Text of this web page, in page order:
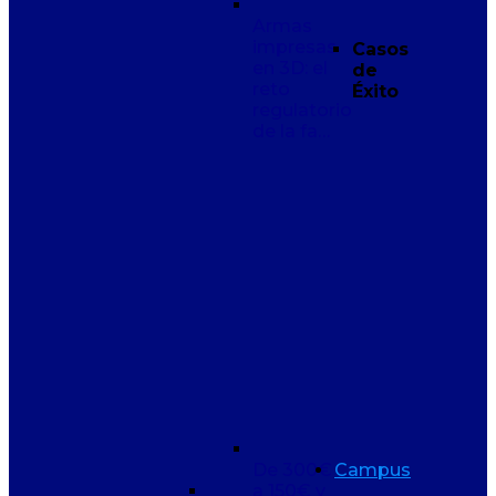
impresas
Casos
de
Éxito
De 300€
Campus